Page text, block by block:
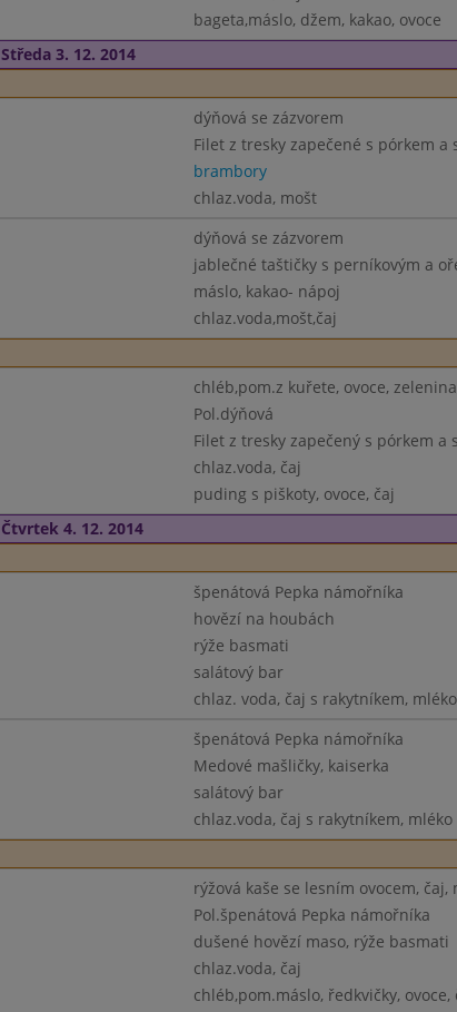
bageta,máslo, džem, kakao, ovoce
Středa 3. 12. 2014
dýňová se zázvorem
Filet z tresky zapečené s pórkem a
brambory
chlaz.voda, mošt
dýňová se zázvorem
jablečné taštičky s perníkovým a
máslo, kakao- nápoj
chlaz.voda,mošt,čaj
chléb,pom.z kuřete, ovoce,
Pol.dýňová
Filet z tresky zapečený s pórkem a
chlaz.voda, čaj
puding s piškoty, ovoce, čaj
Čtvrtek 4. 12. 2014
špenátová Pepka námořníka
hovězí na houbách
rýže basmati
salátový bar
chlaz. voda, čaj s rakytníkem, mléko
špenátová Pepka námořníka
Medové mašličky, kaiserka
salátový bar
chlaz.voda, čaj s rakytníkem, mléko
rýžová kaše se lesním ovocem, čaj,
Pol.špenátová Pepka námořníka
dušené hovězí maso, rýže basmati
chlaz.voda, čaj
chléb,pom.máslo, ředkvičky, ovoce,